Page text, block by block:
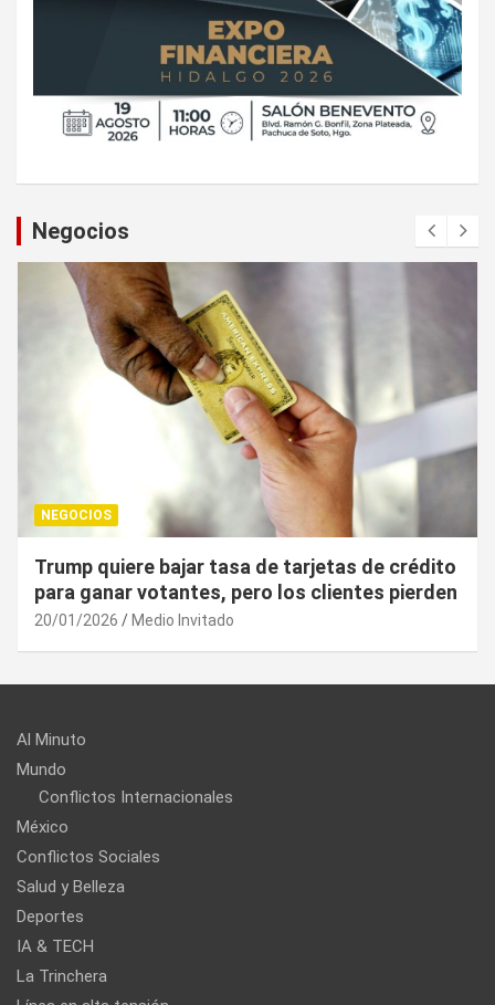
Negocios
NEGOCIOS
¿Cuál es el “arma nuclear económica” que la
UE puede utilizar contra EU?
20/01/2026 Medio Invitado
Al Minuto
Mundo
Conflictos Internacionales
México
Conflictos Sociales
Salud y Belleza
Deportes
IA & TECH
La Trinchera